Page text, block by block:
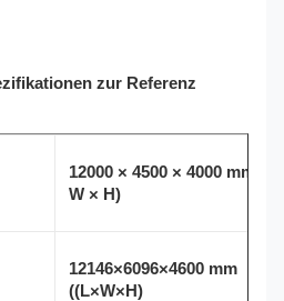
zur Referenz
12000 × 4500 × 4000 mm (L
W × H)
12146×6096×4600 mm
((L×W×H)